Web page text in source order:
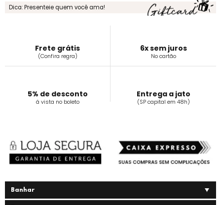
Dica: Presenteie quem você ama!
Frete grátis
(Confira regra)
6x sem juros
No cartão
5% de desconto
á vista no boleto
Entrega a jato
(SP capital em 48h)
Banhar